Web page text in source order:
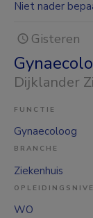
Niet nader
Gisteren
Dijklander
FUNCTIE
Gynaecoloog
BRANCHE
Ziekenhuis
WO